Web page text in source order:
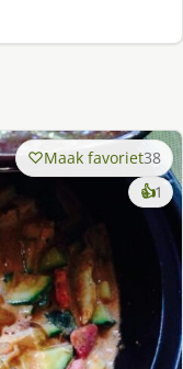
Maak favoriet38
👍1